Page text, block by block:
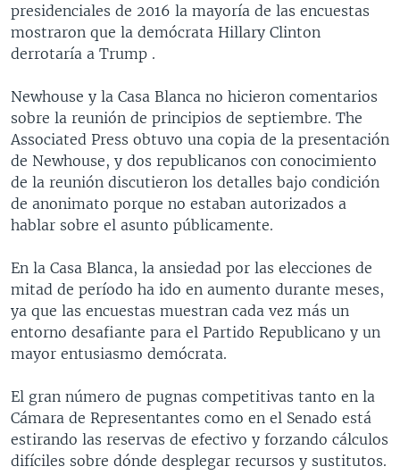
presidenciales de 2016 la mayoría de las encuestas
mostraron que la demócrata Hillary Clinton
derrotaría a Trump .
Newhouse y la Casa Blanca no hicieron comentarios
sobre la reunión de principios de septiembre. The
Associated Press obtuvo una copia de la presentación
de Newhouse, y dos republicanos con conocimiento
de la reunión discutieron los detalles bajo condición
de anonimato porque no estaban autorizados a
hablar sobre el asunto públicamente.
En la Casa Blanca, la ansiedad por las elecciones de
mitad de período ha ido en aumento durante meses,
ya que las encuestas muestran cada vez más un
entorno desafiante para el Partido Republicano y un
mayor entusiasmo demócrata.
El gran número de pugnas competitivas tanto en la
Cámara de Representantes como en el Senado está
estirando las reservas de efectivo y forzando cálculos
difíciles sobre dónde desplegar recursos y sustitutos.